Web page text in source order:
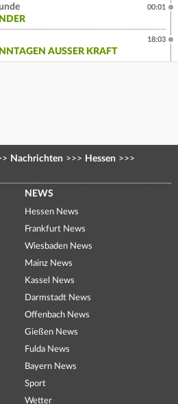
00:01
AUSSER KRAFT
18:03
Nachrichten >>> Hessen >>>
NEWS
Hessen News
Frankfurt News
Wiesbaden News
Mainz News
Kassel News
Darmstadt News
Offenbach News
Gießen News
Fulda News
Bayern News
Sport
Wetter